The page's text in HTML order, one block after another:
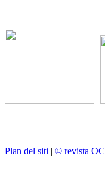
Plan del siti | © revista OC